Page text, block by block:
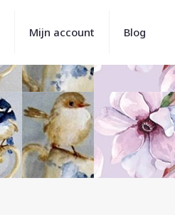
Mijn account Blog